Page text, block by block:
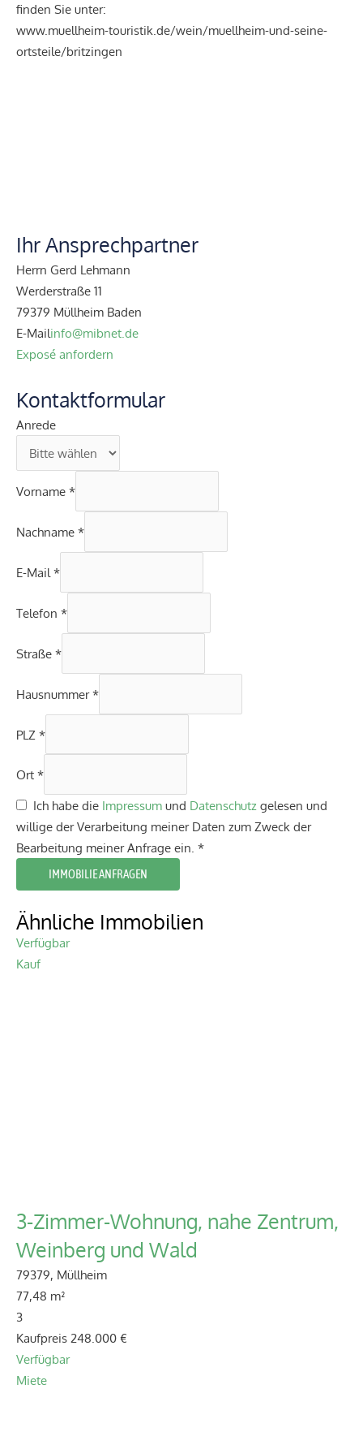
finden Sie unter:
www.muellheim-touristik.de/wein/muellheim-und-seine-
ortsteile/britzingen
Ihr Ansprechpartner
Herrn Gerd Lehmann
Werderstraße 11
79379 Müllheim Baden
E-Mailinfo@mibnet.de
Exposé anfordern
Kontaktformular
Anrede
Vorname *
Nachname *
E-Mail *
Telefon *
Straße *
Hausnummer*
PLZ *
Ort *
Ich habe die Impressum und Datenschutz gelesen und
willige der Verarbeitung meiner Daten zum Zweck der
Bearbeitung meiner Anfrage ein. *
IMMOBILIE ANFRAGEN
Ähnliche Immobilien
Verfügbar
Kauf
3-Zimmer-Wohnung, nahe Zentrum,
Weinberg und Wald
79379, Müllheim
77,48 m²
3
Kaufpreis 248.000 €
Verfügbar
Miete